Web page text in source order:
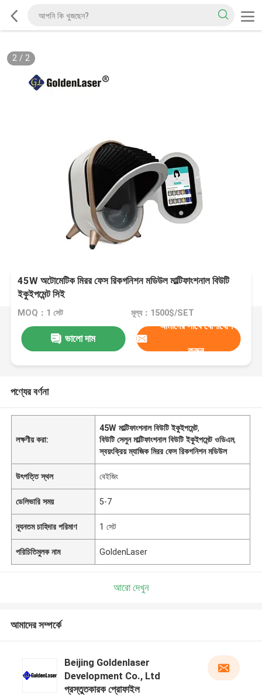
2/ 2
45W অটোমেটিক মিরর ফেস রিকগনিশন মডিউল মাল্টিফাংশনাল বিউটি
ইকুইপমেন্ট সিই
MOQ：1 সেট মূল্য：1500$/SET
ভালো দাম
আমাদের সাথে যোগাযোগ
করুন
পণ্যের বর্ণনা
লক্ষণীয় করা:
45W মাল্টিফাংশনাল বিউটি ইকুইপমেন্ট,
বিউটি সেলুন মাল্টিফাংশনাল বিউটি ইকুইপমেন্ট ওডিএম,
স্বয়ংক্রিয় ম্যাজিক মিরর ফেস রিকগনিশন মডিউল
উৎপত্তি স্থল বেইজিং
ডেলিভারি সময় 5-7
ন্যূনতম চাহিদার পরিমাণ 1 সেট
পরিচিতিমুলক নাম GoldenLaser
আরো দেখুন
আমাদের সম্পর্কে
Beijing Goldenlaser
Development Co., Ltd
প্রস্তুতকারক প্রোফাইল